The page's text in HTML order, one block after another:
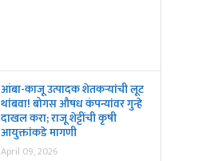
आंबा-काजू उत्पादक शेतकऱ्यांची लूट
थांबवा! बोगस औषध कंपन्यांवर गुन्हे
दाखल करा; राजू शेट्टींची कृषी
आयुक्तांकडे मागणी
April 09, 2026